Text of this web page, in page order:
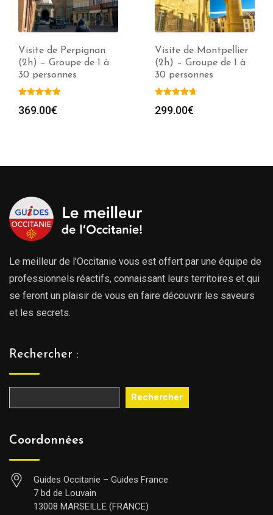
Visite de Perpignan
(2h) – Groupe de 1 à
30 personnes
369.00€
Visite de Montpellier
(2h) – Groupe de 1 à
30 personnes
299.00€
Le meilleur de l’Occitanie vous est offert par une équipe de
professionnels réactifs, connaissant leurs territoires et qui
se feront un plaisir de vous en faire découvrir les saveurs
et les secrets.
Rechercher :
Rechercher
Coordonnées
Guides Occitanie – Guides France
7 bd de Louvain
13008 MARSEILLE (FRANCE)